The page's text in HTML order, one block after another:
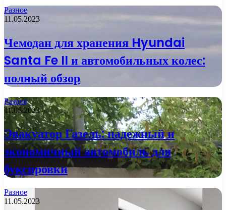
Разное
11.05.2023
Чемодан для хранения Hyundai
Santa Fe II и автомобильных колес:
полный обзор
Разное
11.05.2023
Эвакуатор Газель: надежный и
экономичный автомобиль для
буксировки
Разное
11.05.2023